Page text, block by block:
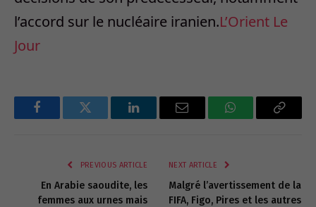
l’accord sur le nucléaire iranien.L’Orient Le
Jour
FacebookTwitter LinkedInEmail WhatsAppCopy
PREVIOUS ARTICLE
En Arabie saoudite, les
femmes aux urnes mais
NEXT ARTICLE
Malgré l’avertissement de la
FIFA, Figo, Pires et les autres